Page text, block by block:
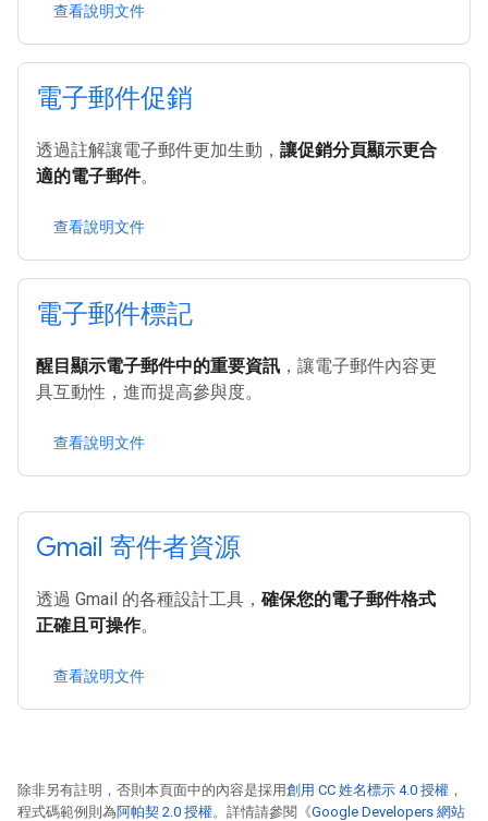
查看說明文件
電子郵件促銷
透過註解讓電子郵件更加生動， 讓促銷分頁顯示更合
適的電子郵件。
查看說明文件
電子郵件標記
醒目顯示電子郵件中的重要資訊 ，讓電子郵件內容更
具互動性，進而提高參與度。
查看說明文件
Gmail 寄件者資源
透過 Gmail 的各種設計工具， 確保您的電子郵件格式
正確且可操作。
查看說明文件
除非另有註明，否則本頁面中的內容是採用創用 CC 姓名標示 4.0 授權 ，
程式碼範例則為阿帕契 2.0 授權。詳情請參閱《Google Developers 網站